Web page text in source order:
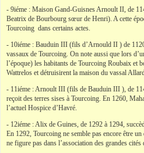
- 9iéme : Maison Gand-Guisnes Arnoult II, de
Beatrix de Bourbourg sœur de Henri). A cette
Tourcoing dans certains actes.
- 10iéme : Bauduin III (fils d’Arnould II ) de
vassaux de Tourcoing. On note aussi que lors
l’époque) les habitants de Tourcoing Roubaix et
Wattrelos et détruisirent la maison du vassal
- 11iéme : Arnoult III (fils de Bauduin III ), de
reçoit des terres sises à Tourcoing. En 1260,
l’actuel Hospice d’Havré.
- 12iéme : Alix de Guines, de 1292 à 1294,
En 1292, Tourcoing ne semble pas encore être
ne figure pas dans l’association des grandes